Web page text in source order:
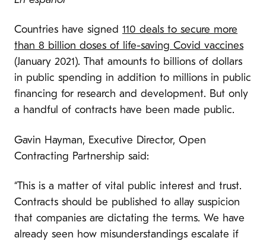
Countries have signed 110 deals to secure more
than 8 billion doses of life-saving Covid vaccines
(January 2021). That amounts to billions of dollars
in public spending in addition to millions in public
financing for research and development. But only
a handful of contracts have been made public.
Gavin Hayman, Executive Director, Open
Contracting Partnership said:
“This is a matter of vital public interest and trust.
Contracts should be published to allay suspicion
that companies are dictating the terms. We have
already seen how misunderstandings escalate if